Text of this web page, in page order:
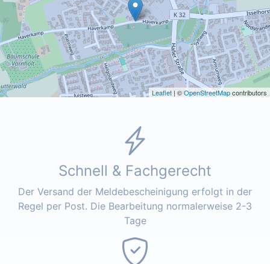
Leaflet | ©OpenStreetMapcontributors
Schnell & Fachgerecht
Der Versand der Meldebescheinigung erfolgt in der
Regel per Post. Die Bearbeitung normalerweise 2-3
Tage